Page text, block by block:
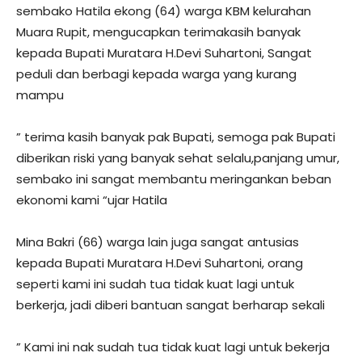
sembako Hatila ekong (64) warga KBM kelurahan
Muara Rupit, mengucapkan terimakasih banyak
kepada Bupati Muratara H.Devi Suhartoni, Sangat
peduli dan berbagi kepada warga yang kurang
mampu
” terima kasih banyak pak Bupati, semoga pak Bupati
diberikan riski yang banyak sehat selalu,panjang umur,
sembako ini sangat membantu meringankan beban
ekonomi kami “ujar Hatila
Mina Bakri (66) warga lain juga sangat antusias
kepada Bupati Muratara H.Devi Suhartoni, orang
seperti kami ini sudah tua tidak kuat lagi untuk
berkerja, jadi diberi bantuan sangat berharap sekali
” Kami ini nak sudah tua tidak kuat lagi untuk bekerja